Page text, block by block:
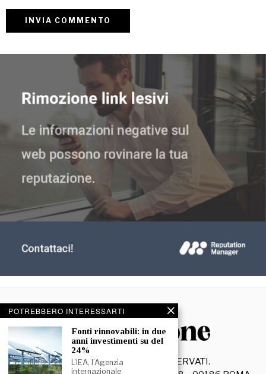
© 2026- TUTTI I DIRITTI RISERVATI.
POTREBBERO INTERESSARTI
Fonti rinnovabili: in due
anni investimenti su del
24%
L’IEA, l’Agenzia
internazionale